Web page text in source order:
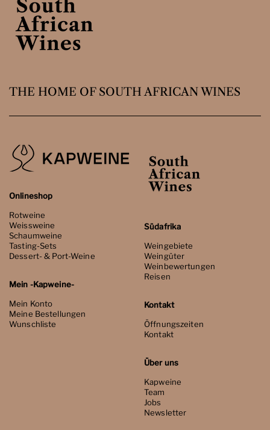
THE HOME OF SOUTH AFRICAN WINES
Onlineshop
Rotweine
Weissweine
Schaumweine
Tasting-Sets
Dessert- & Port-Weine
Mein -Kapweine-
Mein Konto
Meine Bestellungen
Wunschliste
Südafrika
Weingebiete
Weingüter
Weinbewertungen
Reisen
Kontakt
Öffnungszeiten
Kontakt
Über uns
Kapweine
Team
Jobs
Newsletter